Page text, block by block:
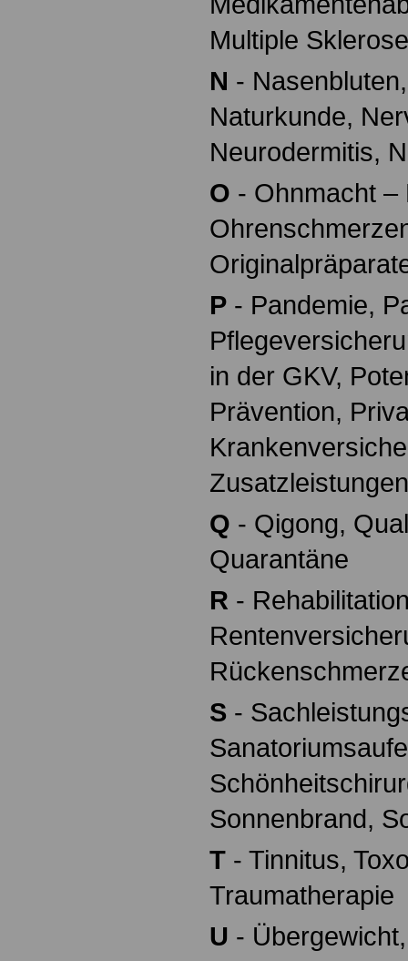
Multiple Sklerose
N -
Naturkunde,
Neurodermitis,
O - Ohnmacht –
P - Pandemie,
in der GKV,
Prävention,
Q - Qigong,
Quarantäne
R -
S -
Sonnenbrand,
T - Tinnitus,
Traumatherapie
U -